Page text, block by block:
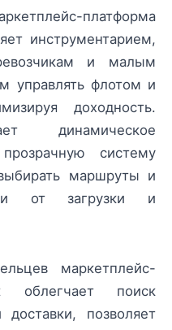
платформа
инструментарием,
и малым
управлять флотом и
доходность.
динамическое
систему
маршруты и
от загрузки и
маркетплейс-
облегчает поиск
позволяет